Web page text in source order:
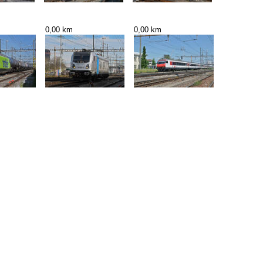
0,00 km 0,00 km